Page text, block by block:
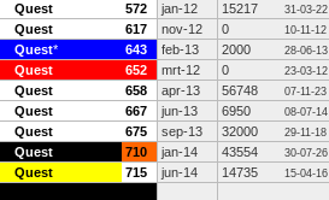
Quest 572 jan-12 15217 31-03-22
Quest 617 nov-12 0 10-11-12
Quest* 643 feb-13 2000 28-06-13
Quest 652 mrt-12 0 23-03-12
Quest 658 apr-13 56748 07-11-23
Quest 667 jun-13 6950 08-07-14
Quest 675 sep-13 32000 29-11-18
Quest 710 jan-14 43554 30-07-26
Quest 715 jun-14 14735 15-04-16